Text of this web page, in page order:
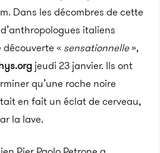
Dans les décombres de cette
italiens
« sensationnelle»,
jeudi 23 janvier. Ils ont
qu’une roche noire
en fait un éclat de cerveau,
la lave.